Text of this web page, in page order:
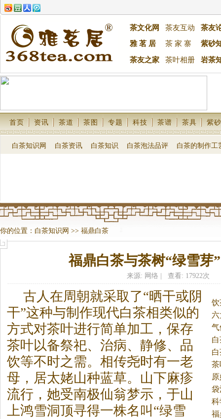
茶文化网 茶友互动
茶友
雅 茗 居
茶 家 寨 紫砂
茶友之家 茶叶相册 岩茶
首页 资讯 茶道 茶图 专题 科技 茶谱 茶具 紫砂
白茶知识网 白茶资讯 白茶知识 白茶泡法品评 白茶的制作工
你的位置： 白茶知识网 >> 福鼎白茶
福鼎白茶与茶树“绿雪芽”
来源: 网络 | 查看: 17922次
古人在周朝就采取了“晒干或阴
干”这种与制作现代白茶相类似的
方式对茶叶进行简单加工，保存
茶叶以备祭祀、治病、静修、品
饮等不时之需。 相传尧时有一老
母，居太姥山种蓝草。山下麻疹
流行，她受南极仙翁梦示，于山
上鸿雪洞顶寻得一株名叫“绿雪